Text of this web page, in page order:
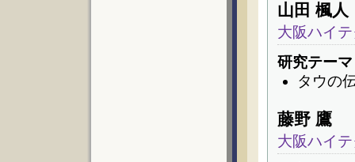
山田 楓人
大阪ハイ
研究テーマ
タウの
藤野 鷹
大阪ハイ